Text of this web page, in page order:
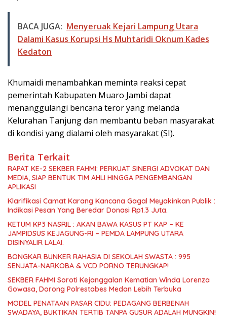
BACA JUGA: Menyeruak Kejari Lampung Utara
Dalami Kasus Korupsi Hs Muhtaridi Oknum Kades
Kedaton
Khumaidi menambahkan meminta reaksi cepat
pemerintah Kabupaten Muaro Jambi dapat
menanggulangi bencana teror yang melanda
Kelurahan Tanjung dan membantu beban masyarakat
di kondisi yang dialami oleh masyarakat (SI).
Berita Terkait
RAPAT KE-2 SEKBER FAHMI: PERKUAT SINERGI ADVOKAT DAN
MEDIA, SIAP BENTUK TIM AHLI HINGGA PENGEMBANGAN
APLIKASI
Klarifikasi Camat Karang Kancana Gagal Meyakinkan Publik :
Indikasi Pesan Yang Beredar Donasi Rp1.3 Juta.
KETUM KP3 NASRIL : AKAN BAWA KASUS PT KAP – KE
JAMPIDSUS KEJAGUNG-RI – PEMDA LAMPUNG UTARA
DISINYALIR LALAI.
BONGKAR BUNKER RAHASIA DI SEKOLAH SWASTA : 995
SENJATA-NARKOBA & VCD PORNO TERUNGKAP!
SEKBER FAHMI Soroti Kejanggalan Kematian Winda Lorenza
Gowasa, Dorong Polrestabes Medan Lebih Terbuka
MODEL PENATAAN PASAR CIDU: PEDAGANG BERBENAH
SWADAYA, BUKTIKAN TERTIB TANPA GUSUR ADALAH MUNGKIN!